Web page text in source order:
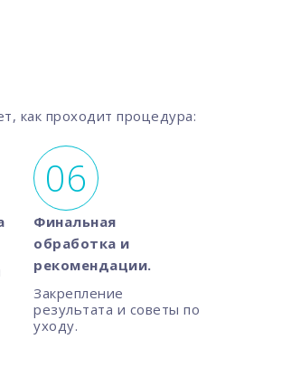
как проходит процедура:
Финальная
обработка и
рекомендации.
Закрепление
результата и советы по
уходу.